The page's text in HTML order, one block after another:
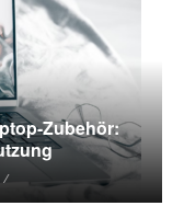
Zubehör: